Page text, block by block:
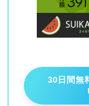
30日間無